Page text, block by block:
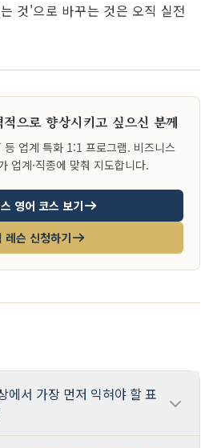
것'으로 바꾸는 것은 오직 실전
으로 향상시키고 싶으신 분께
등 업계 특화 1:1 프로그램. 비즈니스
업계·직종에 맞춰 지도합니다.
영어 코스 보기
레슨 신청하기
에서 가장 먼저 익혀야 할 표